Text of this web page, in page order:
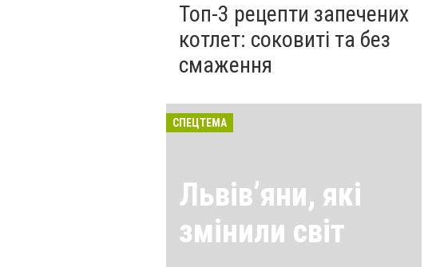
Топ-3 рецепти запечених
котлет: соковиті та без
смаження
СПЕЦТЕМА
Львівʼяни, які
змінили світ